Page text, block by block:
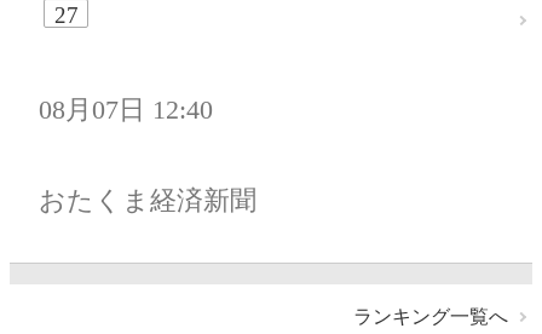
27
08月07日 12:40
おたくま経済新聞
ランキング一覧へ